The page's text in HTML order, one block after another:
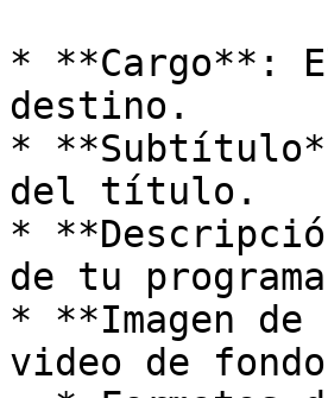
* **Cargo**:
destino.
*
del título.
*
de tu
* **Imagen de
video de